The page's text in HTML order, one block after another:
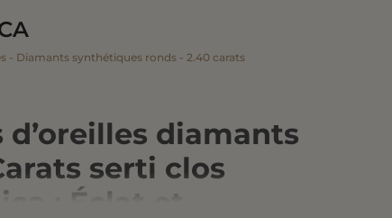
- Diamants synthétiques ronds - 2.40 carats
d’oreilles diamants
serti clos
: Éclat et